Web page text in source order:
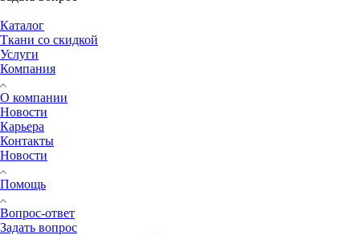
Каталог
Ткани со скидкой
Услуги
Компания
О компании
Новости
Карьера
Контакты
Новости
Помощь
Вопрос-ответ
Задать вопрос